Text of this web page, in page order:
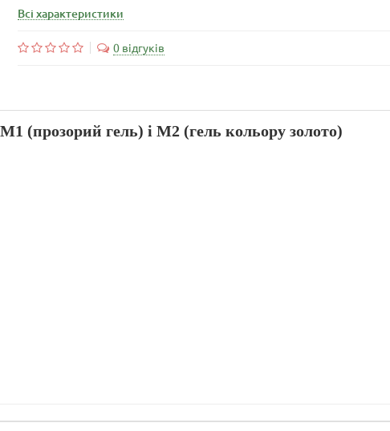
Всі характеристики
0 відгуків
(прозорий гель) і М2 (гель кольору золото)